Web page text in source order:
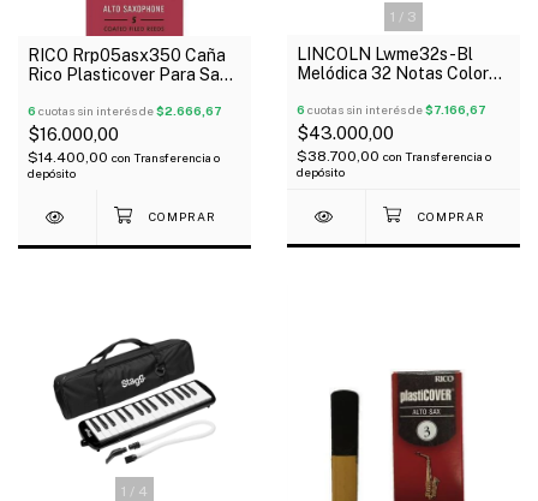
RICO Rrp05asx350 Caña
Rico Plasticover Para Saxo
6 cuotas sin interés de$2.666,67
$16.000,00
$14.400,00 con Transferencia o
depósito
1 / 3
LINCOLN Lwme32s-Bl
Melódica 32 Notas Color
6 cuotas sin interés de$7.166,67
$43.000,00
$38.700,00 con Transferencia o
depósito
1 / 4